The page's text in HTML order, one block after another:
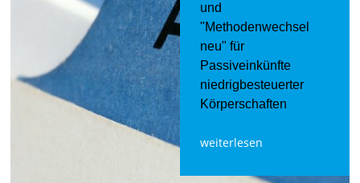
und
"Methodenwechsel
neu" für
Passiveinkünfte
niedrigbesteuerter
Körperschaften
weiterlesen